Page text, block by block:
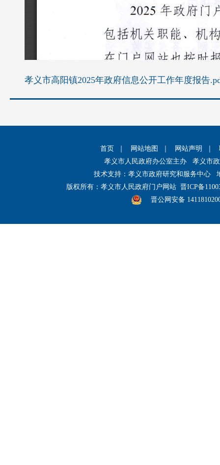
孝义市高阳镇2025年政府信息公开工作年度报告
首页 网站地图 网站声明
孝义市人民政府办公室主办 孝义市
技术支持：孝义市政府研究和服务中心
版权所有：孝义市人民政府门户网站 晋ICP备
晋公网安备